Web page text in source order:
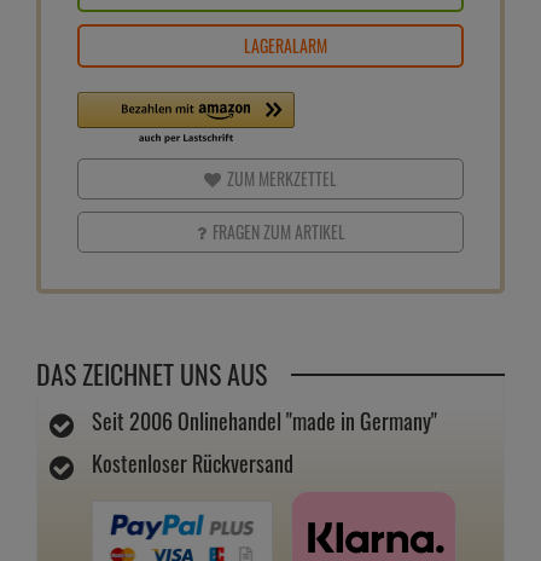
LAGERALARM
ZUM MERKZETTEL
FRAGEN ZUM ARTIKEL
DAS ZEICHNET UNS AUS
Seit 2006 Onlinehandel "made in Germany"
Kostenloser Rückversand